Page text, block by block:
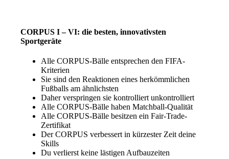
CORPUS I – VI: die besten, innovativsten
Sportgeräte
Alle CORPUS-Bälle entsprechen den FIFA-
Kriterien
Sie sind den Reaktionen eines herkömmlichen
Fußballs am ähnlichsten
Daher verspringen sie kontrolliert unkontrolliert
Alle CORPUS-Bälle haben Matchball-Qualität
Alle CORPUS-Bälle besitzen ein Fair-Trade-
Zertifikat
Der CORPUS verbessert in kürzester Zeit deine
Skills
Du verlierst keine lästigen Aufbauzeiten